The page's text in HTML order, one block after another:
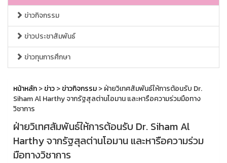
ข่าวกิจกรรม
ข่าวประชาสัมพันธ์
ข่าวทุนการศึกษา
หน้าหลัก>ข่าว>ข่าวกิจกรรม> ฝ่ายวิเทศสัมพันธ์ให้การต้อนรับ Dr.
Siham Al Harthy จากรัฐสุลต่านโอมาน และหารือความร่วมมือทาง
วิชาการ
ฝ่ายวิเทศสัมพันธ์ให้การต้อนรับ Dr. Siham Al
Harthy จากรัฐสุลต่านโอมาน และหารือความร่วม
มือทางวิชาการ